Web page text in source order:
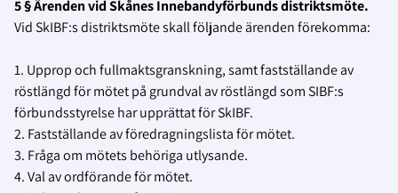
5 § Ärenden vid Skånes Innebandyförbunds distriktsmöte.
Vid SkIBF:s distriktsmöte skall följande ärenden förekomma:
1. Upprop och fullmaktsgranskning, samt fastställande av
röstlängd för mötet på grundval av röstlängd som SIBF:s
förbundsstyrelse har upprättat för SkIBF.
2. Fastställande av föredragningslista för mötet.
3. Fråga om mötets behöriga utlysande.
4. Val av ordförande för mötet.